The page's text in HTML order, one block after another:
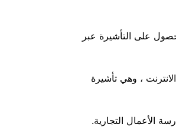
على التأشيرة عبر
، وهي تأشيرة
الأعمال التجارية.